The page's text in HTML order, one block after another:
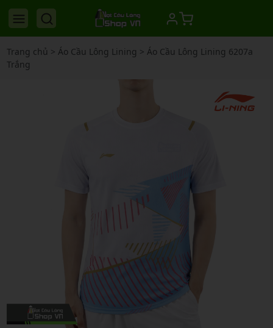
Trang chủ > Áo Cầu Lông Lining > Áo Cầu Lông Lining 6207a
Trắng